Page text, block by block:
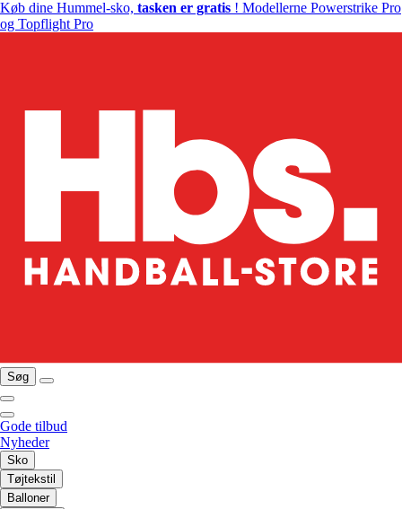
Køb dine Hummel-sko, tasken er gratis ! Modellerne Powerstrike Pro
og Topflight Pro
Søg
Gode tilbud
Nyheder
Sko
Tøjtekstil
Balloner